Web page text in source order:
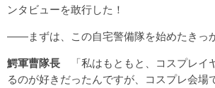
ンタビューを敢行した！
――まずは、この自宅警備隊を始めたきっ
鰐軍曹隊長 「私はもともと、コスプレイ
るのが好きだったんですが、コスプレ会場